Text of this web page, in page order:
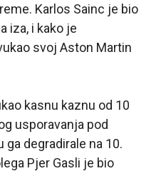
Karlos Sainc je bio
iza, i kako je
svoj Aston Martin
kasnu kaznu od 10
usporavanja pod
degradirale na 10.
Pjer Gasli je bio